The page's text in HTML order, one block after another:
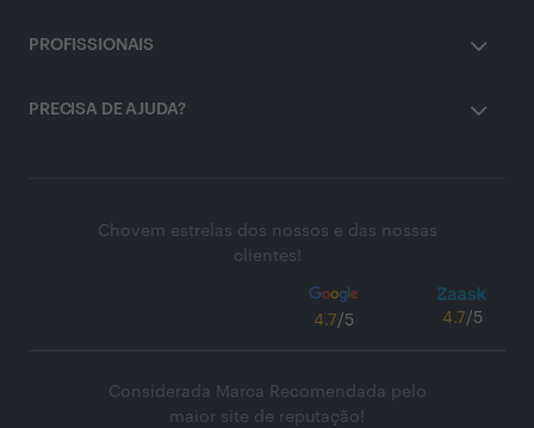
PROFISSIONAIS
PRECISA DE AJUDA?
Chovem estrelas dos nossos e das nossas
clientes!
4.7/5 4.7/5
Considerada Marca Recomendada pelo
maior site de reputação!